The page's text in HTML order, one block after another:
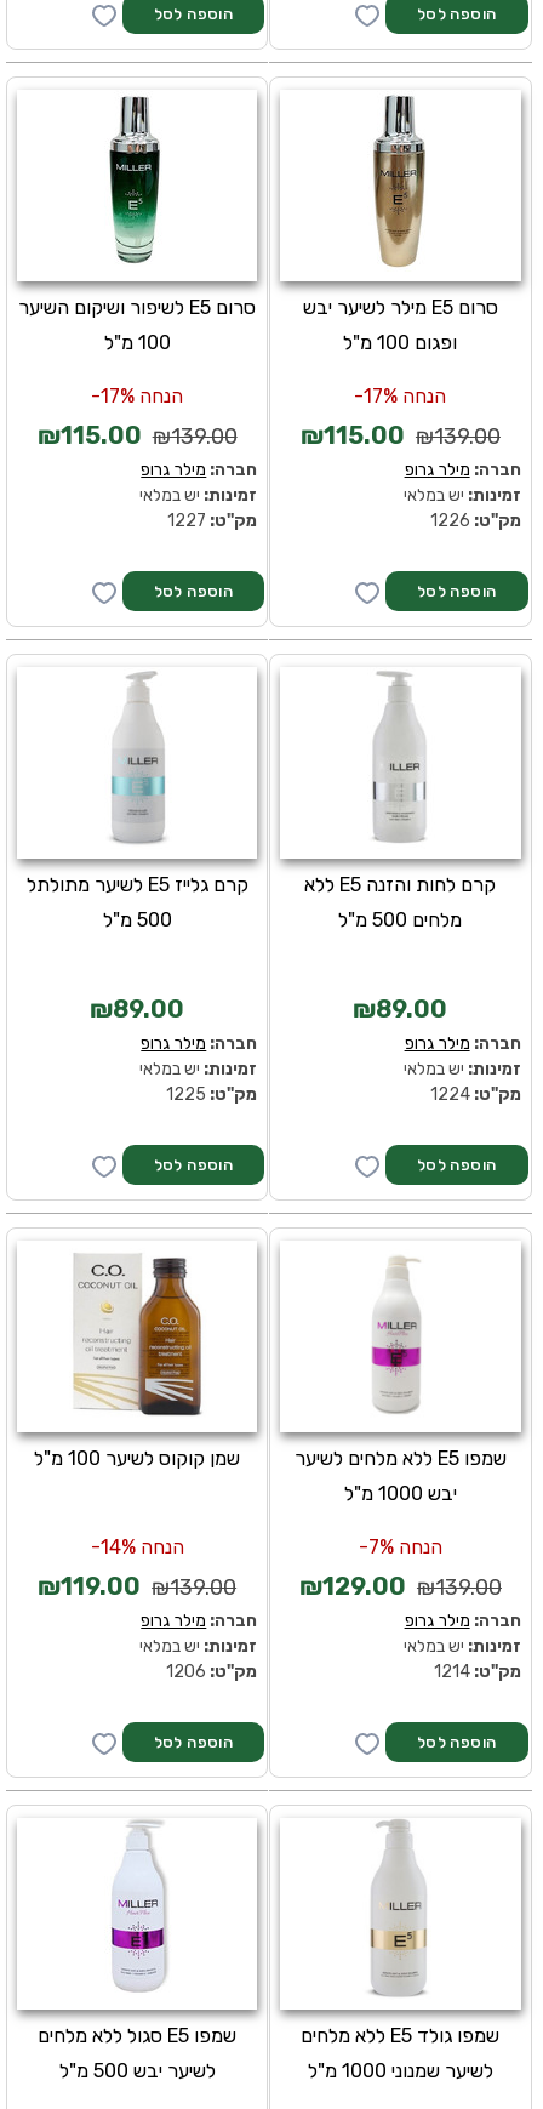
סרום E5 לשיפור ושיקום השיער
100 מ"ל
הנחה 17%-
₪139.00
₪115.00
חברה: מילר גרופ
זמינות: יש במלאי
מק''ט:
סרום E5 מילר לשיער יבש
ופגום 100 מ"ל
הנחה 17%-
₪139.00
₪115.00
חברה: מילר גרופ
זמינות: יש במלאי
מק''ט:
קרם גלייז E5 לשיער מתולתל
500 מ"ל
₪89.00
חברה: מילר גרופ
זמינות: יש במלאי
מק''ט:
קרם לחות והזנה E5 ללא
מלחים 500 מ"ל
₪89.00
חברה: מילר גרופ
זמינות: יש במלאי
מק''ט: 1224
שמן קוקוס לשיער 100 מ"ל
הנחה 14%-
₪139.00
₪119.00
חברה: מילר גרופ
זמינות: יש במלאי
מק''ט:
שמפו E5 ללא מלחים לשיער
יבש 1000 מ"ל
הנחה 7%-
₪139.00
₪129.00
חברה: מילר גרופ
זמינות: יש במלאי
מק''ט: 1214
שמפו E5 סגול ללא מלחים
לשיער יבש 500 מ"ל
שמפו גולד E5 ללא מלחים
לשיער שמנוני 1000 מ"ל